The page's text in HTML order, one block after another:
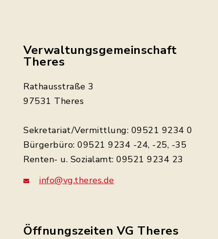
Verwaltungsgemeinschaft
Theres
Rathausstraße 3
97531 Theres
Sekretariat/Vermittlung: 09521 9234 0
Bürgerbüro: 09521 9234 -24, -25, -35
Renten- u. Sozialamt: 09521 9234 23
info@vg.theres.de
Öffnungszeiten VG Theres